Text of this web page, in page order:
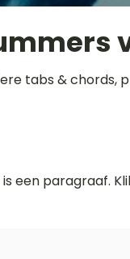
tabs & chords,
is een paragraaf.